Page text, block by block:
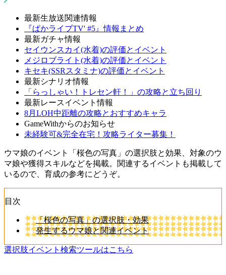
最新生放送関連情報
『ぱかライブTV' #5』情報まとめ
最新ガチャ情報
セイウンスカイ(水着)の評価とイベント
メジロブライト(水着)の評価とイベント
キセキ(SSRスタミナ)の評価とイベント
最新シナリオ情報
「らっしゃい！トレセン軒！」の攻略と立ち回り
最新レースイベント情報
8月LOH中距離の攻略とおすすめキャラ
GameWithからのお知らせ
未経験可&完全在宅！攻略ライター募集！
ウマ娘のイベント「桜色の写真」の選択肢と効果、対象のウ
マ娘や獲得スキルなどを掲載。関連するイベントも掲載して
いるので、育成の参考にどうぞ。
目次
「桜色の写真」の選択肢・効果
発生するウマ娘と関連イベント
選択肢イベント検索ツールはこちら